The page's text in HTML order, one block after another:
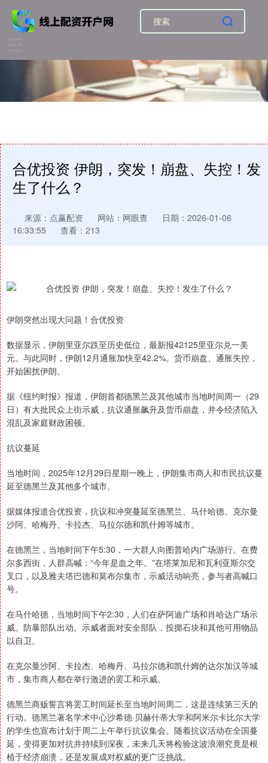
合优投资 伊朗，突发！崩盘、失控！发
生了什么？
来源：点赢配资 网站：网眼查
日期：2026-01-06
16:33:55
查看：213
伊朗突然出现大问题！合优投资
数据显示，伊朗里亚尔跌至历史低位，最新报42125里亚尔兑一美
元。与此同时，伊朗12月通胀加快至42.2%。货币崩盘、通胀失控，
开始困扰伊朗。
据《纽约时报》报道，伊朗首都德黑兰及其他城市当地时间周一（29
日）有大批民众上街示威，抗议通胀飙升及货币崩盘，并令经济陷入
混乱及家庭财政困顿。
抗议蔓延
当地时间，2025年12月29日星期一晚上，伊朗集市商人和市民抗议蔓
延至德黑兰及其他多个城市。
据媒体报道合优投资，抗议和冲突蔓延至德黑兰、马什哈德、克尔曼
沙阿、哈梅丹、卡拉杰、马拉尔德和凯什姆等城市。
在德黑兰，当地时间下午5:30，一大群人向图普哈内广场游行。在费
尔多西街，人群高喊：“今年是血之年。”在塔莱加尼和瓦利亚斯尔交
叉口，以及雅夫塔巴德和莫布尔集市，示威活动响亮，参与者高喊口
号。
在马什哈德，当地时间下午2:30，人们在萨阿迪广场和肖哈达广场示
威。防暴部队出动。示威者面对安全部队，投掷石块和其他可用物品
以自卫。
在克尔曼沙阿、卡拉杰、哈梅丹、马拉尔德和凯什姆的达尔加汉等城
市，集市商人都在举行激进的罢工和示威。
德黑兰商贩誓言将罢工时间延长至当地时间周二，这是连续第三天的
行动。德黑兰著名学术中心沙希德·贝赫什蒂大学和阿米尔卡比尔大学
的学生也宣布计划于周二上午举行抗议集会。随着抗议活动在全国蔓
延，变得更加对抗并持续到深夜，未来几天将检验这波浪潮究竟是根
植于经济崩溃，还是发展成对权威的更广泛挑战。